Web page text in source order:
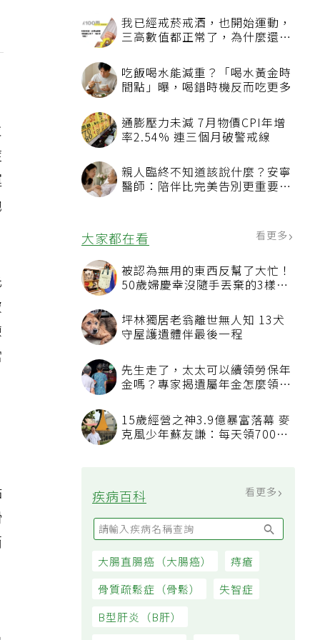
最新文章
我已經戒菸戒酒，也開始運動，
三高數值都正常了，為什麼還不
能停藥？